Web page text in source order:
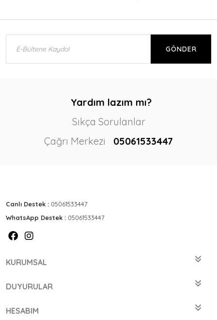
GÖNDER
Yardım lazım mı?
Sıkça Sorulanlar
Çağrı Merkezi
05061533447
Canlı Destek : 05061533447
WhatsApp Destek : 05061533447
KURUMSAL
DUYURULAR
HESABIM